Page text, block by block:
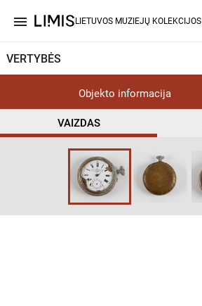
menu LIETUVOS MUZIEJŲ KOLEKCIJOS
VERTYBĖS
Objekto informacija
VAIZDAS
help_outline